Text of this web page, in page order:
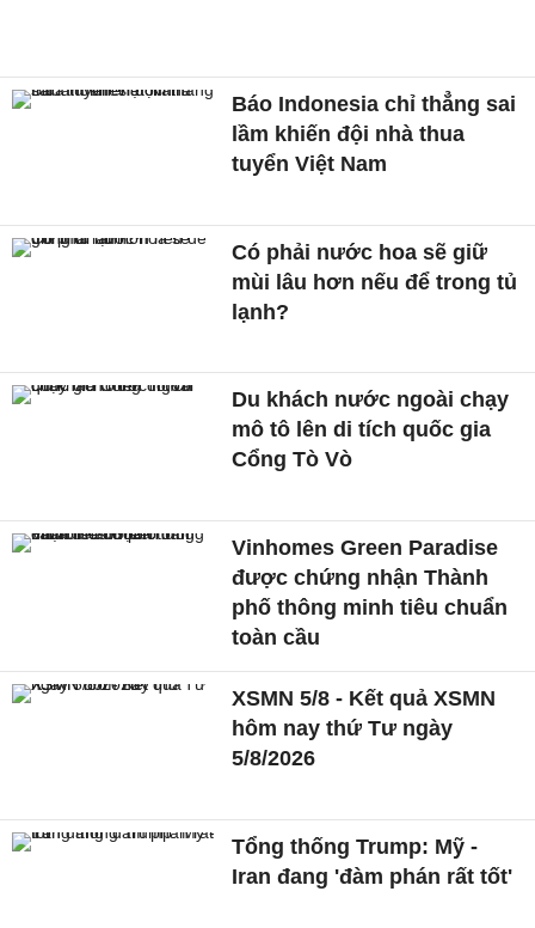
Báo Indonesia chỉ thẳng sai
lầm khiến đội nhà thua
tuyển Việt Nam
Có phải nước hoa sẽ giữ
mùi lâu hơn nếu để trong tủ
lạnh?
Du khách nước ngoài chạy
mô tô lên di tích quốc gia
Cổng Tò Vò
Vinhomes Green Paradise
được chứng nhận Thành
phố thông minh tiêu chuẩn
toàn cầu
XSMN 5/8 - Kết quả XSMN
hôm nay thứ Tư ngày
5/8/2026
Tổng thống Trump: Mỹ -
Iran đang 'đàm phán rất tốt'